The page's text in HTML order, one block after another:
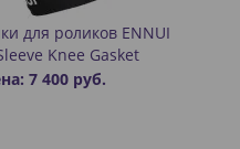
для роликов ENNUI
Knee Gasket
7 400 руб.